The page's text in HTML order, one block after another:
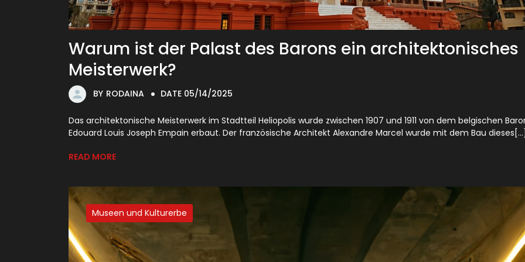
Warum ist der Palast des Barons ein architektonisches
Meisterwerk?
BY RODAINA DATE 05/14/2025
Das architektonische Meisterwerk im Stadtteil Heliopolis wurde zwischen 1907 und 1911 von dem belgischen
Edouard Louis Joseph Empain erbaut. Der französische Architekt Alexandre Marcel wurde mit dem Bau
READ MORE
Museen und Kulturerbe